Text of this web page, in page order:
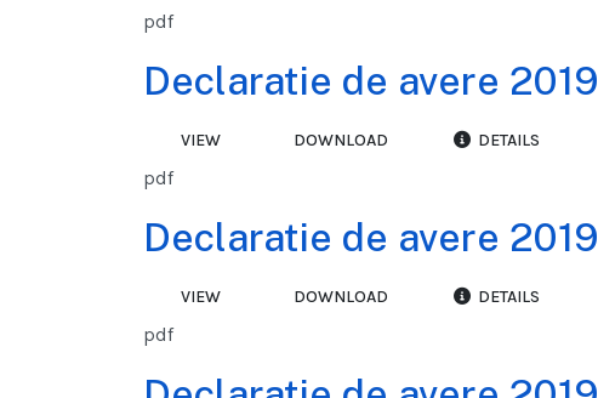
pdf
Declaratie de avere 2019
VIEW DOWNLOAD DETAILS
pdf
Declaratie de avere 2019
VIEW DOWNLOAD DETAILS
pdf